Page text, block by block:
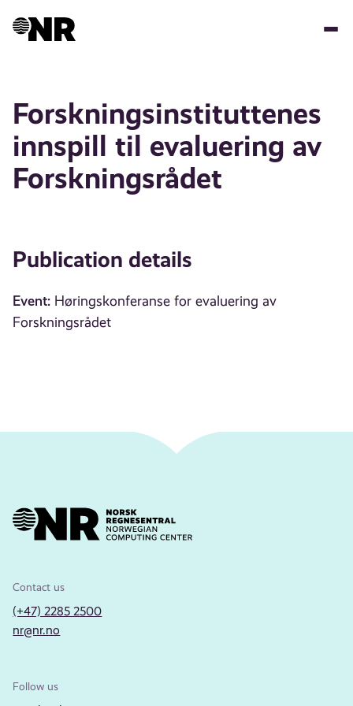
Forskningsinstituttenes
innspill til evaluering av
Forskningsrådet
Publication details
Event: Høringskonferanse for evaluering av
Forskningsrådet
Contact us
(+47) 2285 2500
nr@nr.no
Follow us